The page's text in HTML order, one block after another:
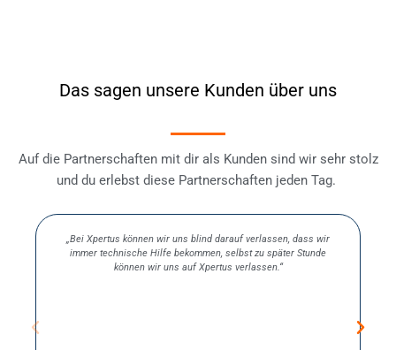
Das sagen unsere Kunden über uns
Auf die Partnerschaften mit dir als Kunden sind wir sehr stolz
und du erlebst diese Partnerschaften jeden Tag.
"An der Zusammenarbeit mit Xpertus schätze ich die Kombination
verschiedener Aspekte. Xpertus ist ein Partner, dem wir vertrauen
können. Darüber hinaus schätze ich die unkomplizierte